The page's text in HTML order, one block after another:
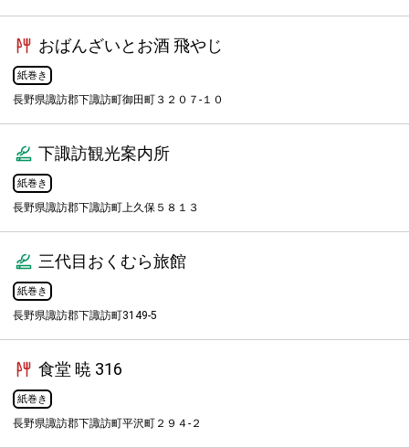
おばんざいとお酒 飛やじ
紙巻き
長野県諏訪郡下諏訪町御田町３２０７-１０
下諏訪観光案内所
紙巻き
長野県諏訪郡下諏訪町上久保５８１３
三代目おくむら旅館
紙巻き
長野県諏訪郡下諏訪町3149-5
食堂 暁 316
紙巻き
長野県諏訪郡下諏訪町平沢町２９４-２